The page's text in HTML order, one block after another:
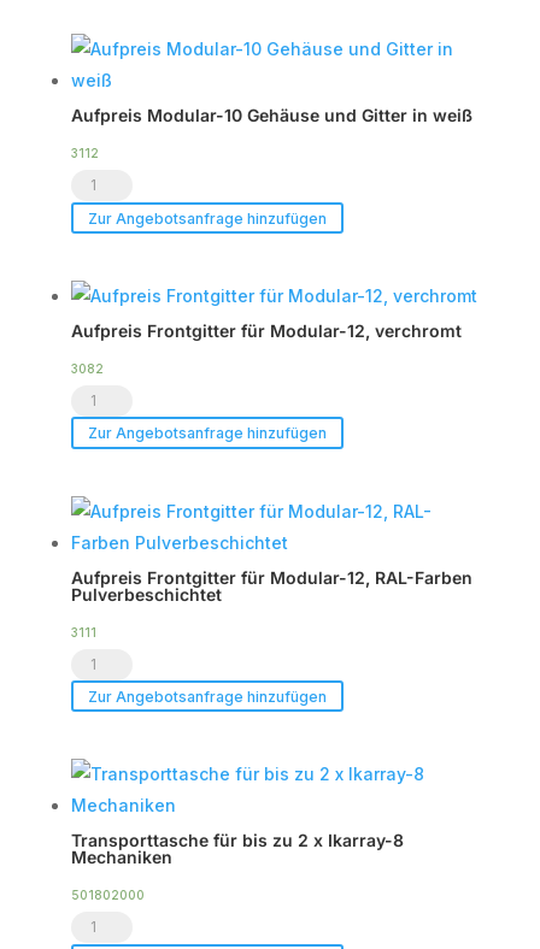
Gehäuse
und
Gitter
in
RAL-
Sonderfarben
Menge
Aufpreis Modular-10 Gehäuse und Gitter in weiß
3112
Aufpreis
Modular-
Gehäuse
und
Gitter
in
weiß
Menge
Zur Angebotsanfrage hinzufügen
Aufpreis Frontgitter für Modular-12, verchromt
3082
Aufpreis
Frontgitter
Modular-
12,
verchromt
Menge
Zur Angebotsanfrage hinzufügen
Aufpreis Frontgitter für Modular-12, RAL-Farben
Pulverbeschichtet
3111
Aufpreis
Frontgitter
Modular-
RAL-
Farben
Zur Angebotsanfrage hinzufügen
Transporttasche für bis zu 2 x Ikarray-8
Mechaniken
501802000
Transporttasche